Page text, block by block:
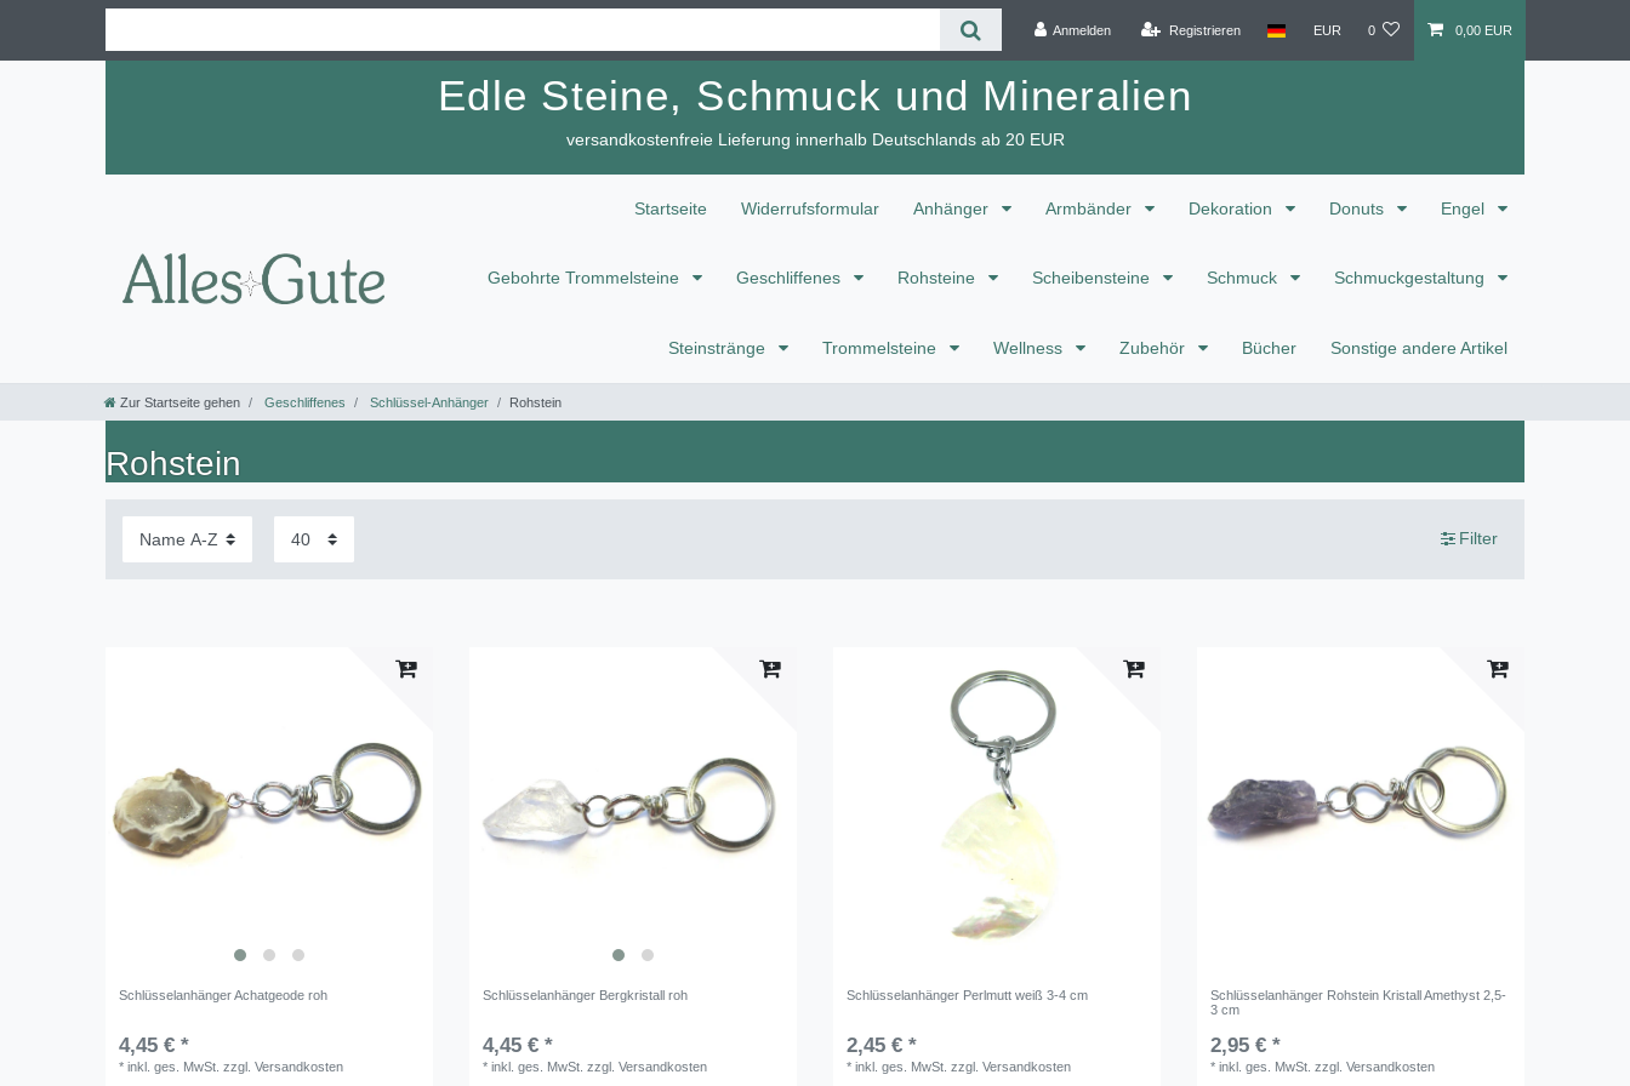
Anmelden Registrieren EUR 0 0,00 EUR
Edle Steine, Schmuck und Mineralien
versandkostenfreie Lieferung innerhalb Deutschlands ab 20 EUR
Startseite Widerrufsformular Anhänger Armbänder Dekoration Donuts Engel
Gebohrte Trommelsteine Geschliffenes Rohsteine Scheibensteine Schmuck Schmuckgestaltung
Steinstränge Trommelsteine Wellness Zubehör Bücher Sonstige andere Artikel
Zur Startseite gehen Geschliffenes Schlüssel-Anhänger Rohstein
Rohstein
Filter
Schlüsselanhänger Achatgeode roh
4,45 € *
*inkl. ges. MwSt. zzgl.Versandkosten
Schlüsselanhänger Bergkristall roh
4,45 € *
*inkl. ges. MwSt. zzgl.Versandkosten
Schlüsselanhänger Perlmutt weiß 3-4 cm
2,45 € *
*inkl. ges. MwSt. zzgl.Versandkosten
Schlüsselanhänger Rohstein Kristall Amethyst 2,5-
3 cm
2,95 € *
*inkl. ges. MwSt. zzgl.Versandkosten